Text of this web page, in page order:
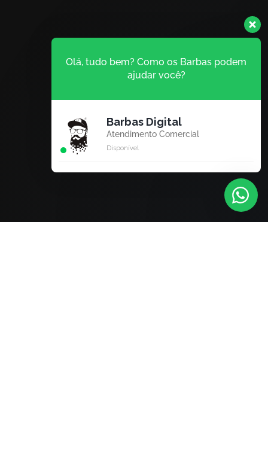
Olá, tudo bem? Como os Barbas podem
ajudar você?
Barbas Digital
Atendimento Comercial
Disponível